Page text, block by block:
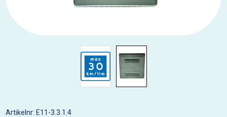
Artikelnr: E11-3.3.1.4